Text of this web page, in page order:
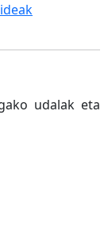
udalak eta